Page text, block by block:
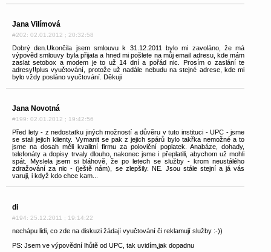
Jana Vilímová
#202: 02.01.2012 ; 20:32:58
Dobrý den.Ukončila jsem smlouvu k 31.12.2011 bylo mi zavoláno, že má
výpověd smlouvy byla přijata a hned mi pošlete na můj email adresu, kde mám
zaslat setobox a modem je to už 14 dní a pořád nic. Prosím o zaslání te
adresy!!plus vyučtování, protože už nadále nebudu na stejné adrese, kde mi
bylo vždy posláno vyučtování. Děkuji
Jana Novotná
#199: 02.01.2012 ; 19:42:56
Před lety - z nedostatku jiných možností a důvěru v tuto instituci - UPC - jsme
se stali jejich klienty. Vymanit se pak z jejich spárů bylo takřka nemožné a to
jsme na dosah měli kvalitní firmu za poloviční poplatek. Anabáze, dohady,
telefonáty a dopisy trvaly dlouho, nakonec jsme i přeplatili, abychom už mohli
spát. Myslela jsem si bláhově, že po letech se služby - krom neustálého
zdražování za nic - (ještě nám), se zlepšily. NE. Jsou stále stejní a já vás
varuji, i když kdo chce kam...
di
#194: 25.12.2011 ; 19:14:22
nechápu lidi, co zde na diskuzi žádají vyučtování či reklamují služby :-))
PS: Jsem ve výpovědní lhůtě od UPC, tak uvidím,jak dopadnu